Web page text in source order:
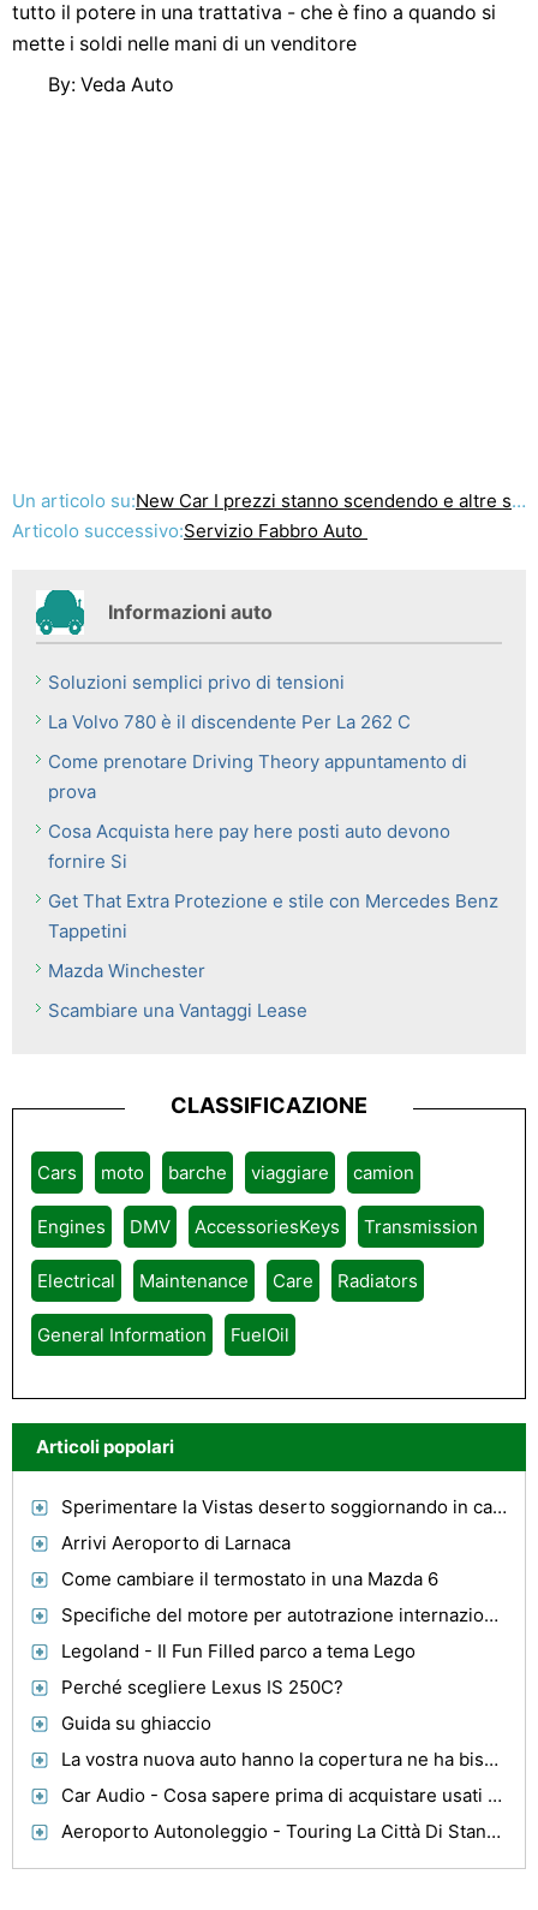
tutto il potere in una trattativa - che è fino a quando si
mette i soldi nelle mani di un venditore
By: Veda Auto
Un articolo su:New Car I prezzi stanno scendendo e altre sorprese Nel Automercato Used
Articolo successivo:Servizio Fabbro Auto
Informazioni auto
Soluzioni semplici privo di tensioni
La Volvo 780 è il discendente Per La 262 C
Come prenotare Driving Theory appuntamento di
prova
Cosa Acquista here pay here posti auto devono
fornire Si
Get That Extra Protezione e stile con Mercedes Benz
Tappetini
Mazda Winchester
Scambiare una Vantaggi Lease
CLASSIFICAZIONE
Cars moto barche viaggiare camion
Engines DMV AccessoriesKeys Transmission
Electrical Maintenance Care Radiators
General Information FuelOil
Articoli popolari
Sperimentare la Vistas deserto soggiornando in case vacanze Arizona
Arrivi Aeroporto di Larnaca
Come cambiare il termostato in una Mazda 6
Specifiche del motore per autotrazione internazionale
Legoland - Il Fun Filled parco a tema Lego
Perché scegliere Lexus IS 250C?
Guida su ghiaccio
La vostra nuova auto hanno la copertura ne ha bisogno?
Car Audio - Cosa sapere prima di acquistare usati sistemi car audio
Aeroporto Autonoleggio - Touring La Città Di Stansted